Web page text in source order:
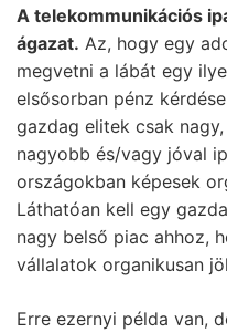
A telekommunikációs
ágazat. Az, hogy egy
megvetni a lábát egy
elsősorban pénz
gazdag elitek csak
nagyobb és/vagy jóval
országokban képesek
Láthatóan kell egy
nagy belső piac ahhoz,
vállalatok organikusan
Erre ezernyi példa van,